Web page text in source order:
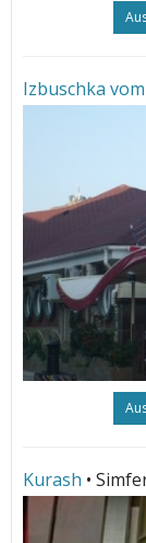
Izbuschka
Kurash •